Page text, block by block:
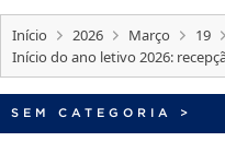
CONCURSOS
EDITAIS
INTERNACIONAL
Início 2026 Março
19
Início do ano letivo 2026:
SEM CATEGORIA >